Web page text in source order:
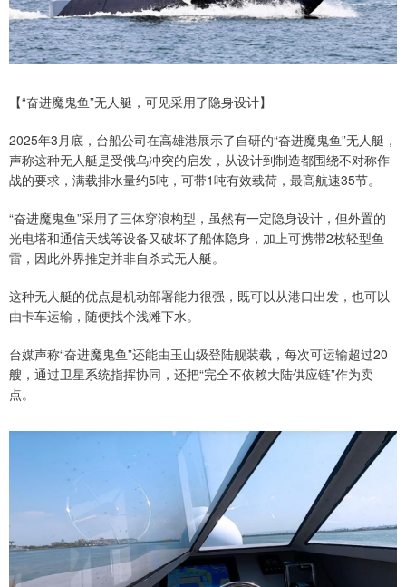
【“奋进魔鬼鱼”无人艇，可见采用了隐身设计】
2025年3月底，台船公司在高雄港展示了自研的“奋进魔鬼鱼”无人艇，
声称这种无人艇是受俄乌冲突的启发，从设计到制造都围绕不对称作
战的要求，满载排水量约5吨，可带1吨有效载荷，最高航速35节。
“奋进魔鬼鱼”采用了三体穿浪构型，虽然有一定隐身设计，但外置的
光电塔和通信天线等设备又破坏了船体隐身，加上可携带2枚轻型鱼
雷，因此外界推定并非自杀式无人艇。
这种无人艇的优点是机动部署能力很强，既可以从港口出发，也可以
由卡车运输，随便找个浅滩下水。
台媒声称“奋进魔鬼鱼”还能由玉山级登陆舰装载，每次可运输超过20
艘，通过卫星系统指挥协同，还把“完全不依赖大陆供应链”作为卖
点。